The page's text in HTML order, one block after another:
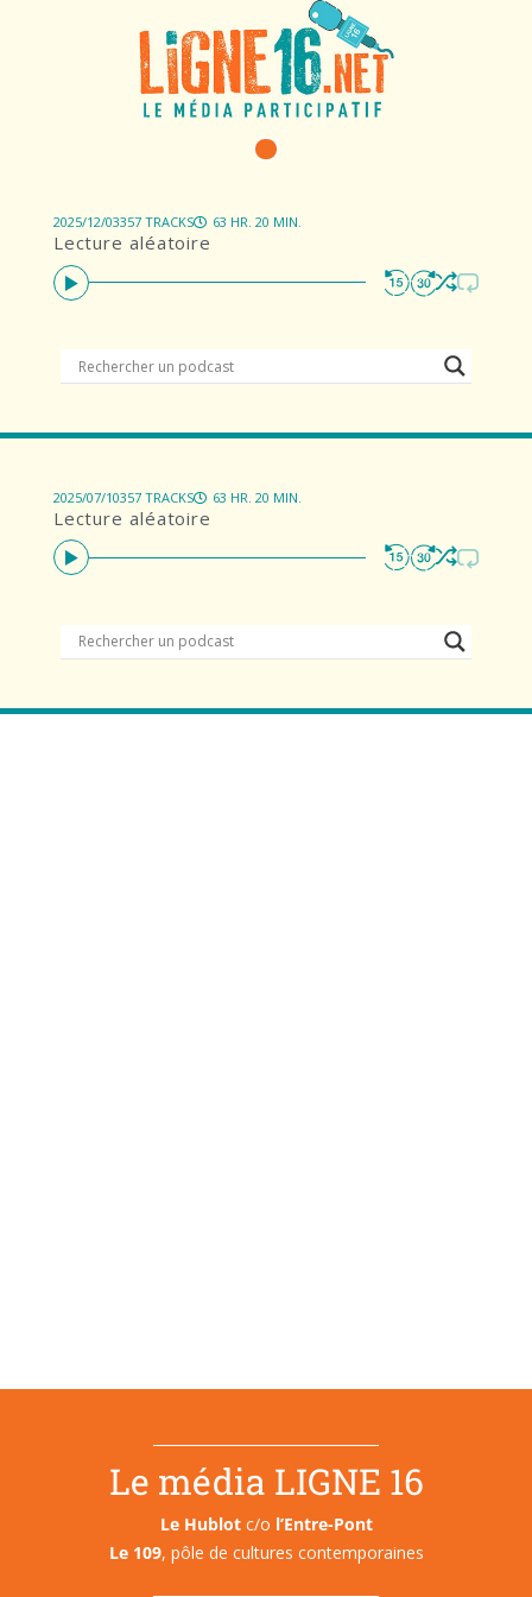
Lecture aléatoire
2025/12/03357 TRACKS 63 HR. 20 MIN.
Lecture aléatoire
2025/07/10357 TRACKS 63 HR. 20 MIN.
Le média LIGNE 16
Le Hublotc/o l’Entre-Pont
Le 109, pôle de cultures contemporaines